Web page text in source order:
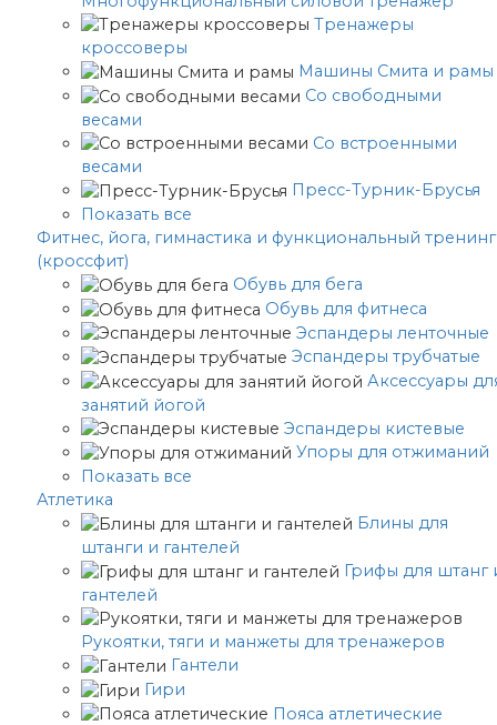
Тренажеры
кроссоверы
Машины Смита и рамы
Со свободными
весами
Со встроенными
весами
Пресс-Турник-Брусья
Показать все
Фитнес, йога, гимнастика и функциональный тренинг
(кроссфит)
Обувь для бега
Обувь для фитнеса
Эспандеры ленточные
Эспандеры трубчатые
Аксессуары
занятий йогой
Эспандеры кистевые
Упоры для отжиманий
Показать все
Атлетика
Блины для
штанги и гантелей
Грифы для штанг
гантелей
Рукоятки, тяги и манжеты для тренажеров
Гантели
Гири
Пояса атлетические